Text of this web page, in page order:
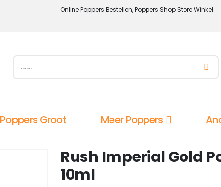
Online Poppers Bestellen, Poppers Shop Store Winkel.
Poppers Groot Meer Poppers
Rush Imperial Gold
10ml